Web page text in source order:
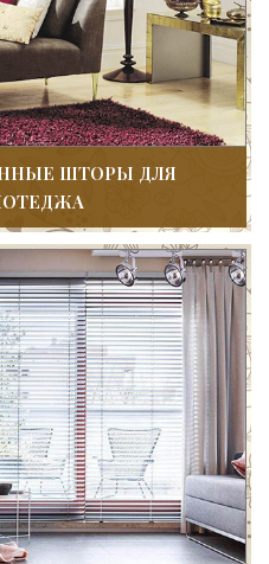
ШТОРЫ ДЛЯ